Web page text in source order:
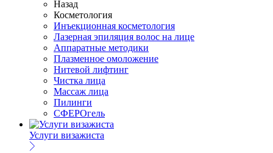
Назад
Косметология
Инъекционная косметология
Лазерная эпиляция волос на лице
Аппаратные методики
Плазменное омоложение
Нитевой лифтинг
Чистка лица
Массаж лица
Пилинги
СФЕРОгель
Услуги визажиста